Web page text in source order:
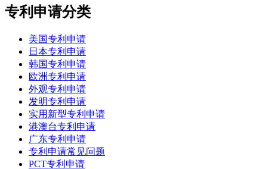
专利申请分类
美国专利申请
日本专利申请
韩国专利申请
欧洲专利申请
外观专利申请
发明专利申请
实用新型专利申请
港澳台专利申请
广东专利申请
专利申请常见问题
PCT专利申请